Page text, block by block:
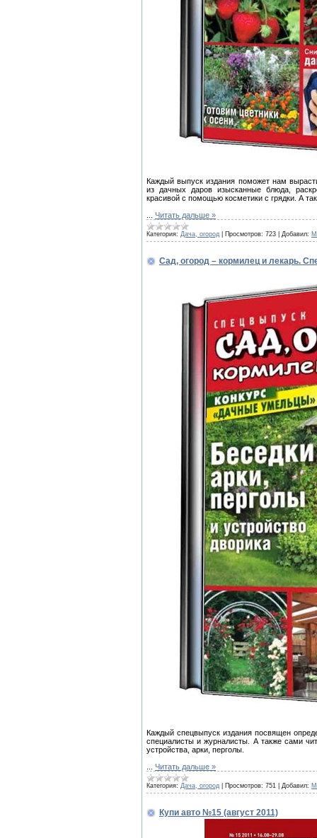
Каждый выпуск издания поможет нам
из дачных даров изысканные блюда,
красивой с помощью косметики с грядки. А
Читать дальше »
Категория: Дача, огород Просмотров: 723 Добавил:
Сад, огород – кормилец и лекарь.
Каждый спецвыпуск издания посвящен
специалисты и журналисты. А также сами
устройства, арки, перголы.
Читать дальше »
Категория: Дача, огород Просмотров: 751 Добавил:
Купи авто №15 (август 2011)